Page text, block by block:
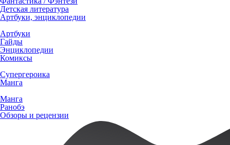
Детская литература
Артбуки, энциклопедии
Артбуки
Гайды
Энциклопедии
Комиксы
Супергероика
Манга
Манга
Ранобэ
Обзоры и рецензии